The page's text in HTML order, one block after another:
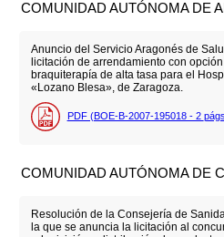
COMUNIDAD AUTÓNOMA DE
Anuncio del Servicio Aragonés de
licitación de arrendamiento con
braquiterapía de alta tasa para el
«Lozano Blesa», de Zaragoza.
PDF (BOE-B-2007-195018 - 2
COMUNIDAD AUTÓNOMA DE
Resolución de la Consejería de
la que se anuncia la licitación al